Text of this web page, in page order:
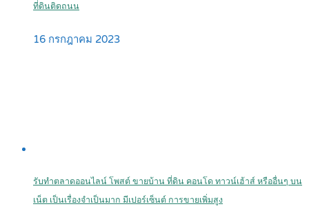
ที่ดินติดถนน
16 กรกฎาคม 2023
รับทำตลาดออนไลน์ โพสต์ ขายบ้าน ที่ดิน คอนโด ทาวน์เฮ้าส์ หรืออื่นๆ บน
เน็ต เป็นเรื่องจำเป็นมาก มีเปอร์เซ็นต์ การขายเพิ่มสูง